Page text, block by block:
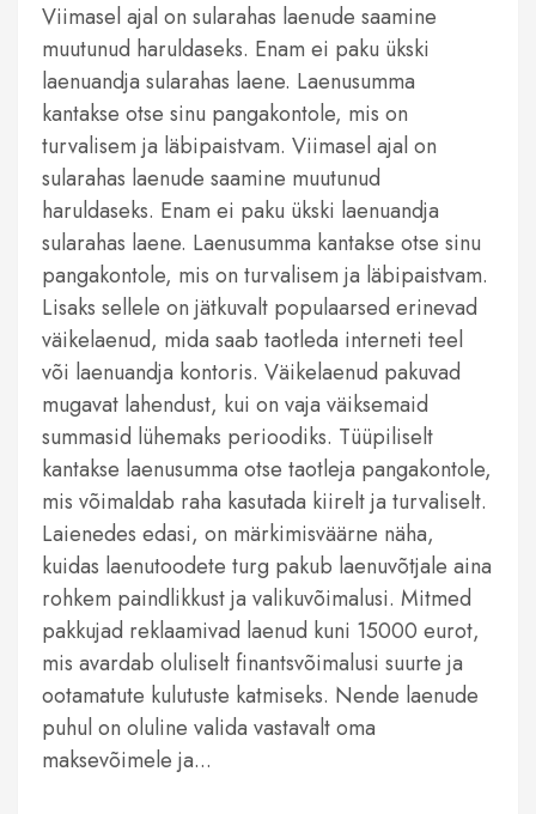
Viimasel ajal on sularahas laenude saamine
muutunud haruldaseks. Enam ei paku ükski
laenuandja sularahas laene. Laenusumma
kantakse otse sinu pangakontole, mis on
turvalisem ja läbipaistvam. Viimasel ajal on
sularahas laenude saamine muutunud
haruldaseks. Enam ei paku ükski laenuandja
sularahas laene. Laenusumma kantakse otse sinu
pangakontole, mis on turvalisem ja läbipaistvam.
Lisaks sellele on jätkuvalt populaarsed erinevad
väikelaenud, mida saab taotleda interneti teel
või laenuandja kontoris. Väikelaenud pakuvad
mugavat lahendust, kui on vaja väiksemaid
summasid lühemaks perioodiks. Tüüpiliselt
kantakse laenusumma otse taotleja pangakontole,
mis võimaldab raha kasutada kiirelt ja turvaliselt.
Laienedes edasi, on märkimisväärne näha,
kuidas laenutoodete turg pakub laenuvõtjale aina
rohkem paindlikkust ja valikuvõimalusi. Mitmed
pakkujad reklaamivad laenud kuni 15000 eurot,
mis avardab oluliselt finantsvõimalusi suurte ja
ootamatute kulutuste katmiseks. Nende laenude
puhul on oluline valida vastavalt oma
maksevõimele ja...